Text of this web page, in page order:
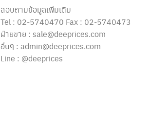
สอบถามข้อมูลเพิ่มเติม
Tel : 02-5740470 Fax : 02-5740473
ฝ่ายขาย : sale@deeprices.com
อื่นๆ : admin@deeprices.com
Line : @deeprices